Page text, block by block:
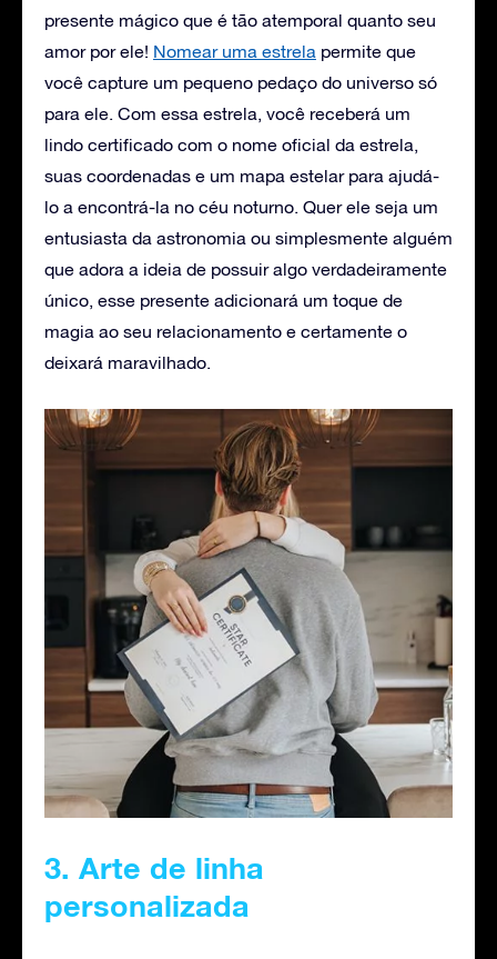
presente mágico que é tão atemporal quanto seu
amor por ele! Nomear uma estrela permite que
você capture um pequeno pedaço do universo só
para ele. Com essa estrela, você receberá um
lindo certificado com o nome oficial da estrela,
suas coordenadas e um mapa estelar para ajudá-
lo a encontrá-la no céu noturno. Quer ele seja um
entusiasta da astronomia ou simplesmente alguém
que adora a ideia de possuir algo verdadeiramente
único, esse presente adicionará um toque de
magia ao seu relacionamento e certamente o
deixará maravilhado.
3. Arte de linha
personalizada